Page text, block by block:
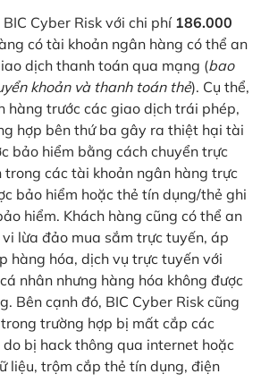
Cyber Risk với chi phí 186.000
có tài khoản ngân hàng có thể an
dịch thanh toán qua mạng (bao
khoản và thanh toán thẻ). Cụ thể,
hàng trước các giao dịch trái phép,
hợp bên thứ ba gây ra thiệt hại tài
bảo hiểm bằng cách chuyển trực
các tài khoản ngân hàng trực
bảo hiểm hoặc thẻ tín dụng/thẻ ghi
hiểm. Khách hàng cũng có thể an
lừa đảo mua sắm trực tuyến, áp
hàng hóa, dịch vụ trực tuyến với
nhân nhưng hàng hóa không được
Bên cạnh đó, BIC Cyber Risk cũng
trường hợp bị mất cắp các
bị hack thông qua internet hoặc
liệu, trộm cắp thẻ tín dụng, điện